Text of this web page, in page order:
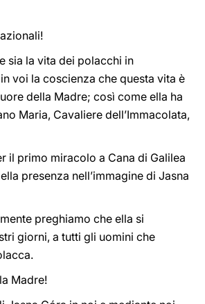
sia la vita dei polacchi in
voi la coscienza che questa vita è
della Madre; così come ella ha
Maria, Cavaliere dell’Immacolata,
il primo miracolo a Cana di Galilea
presenza nell’immagine di Jasna
preghiamo che ella si
giorni, a tutti gli uomini che
Madre!